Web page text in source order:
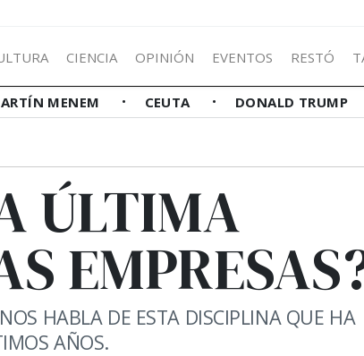
CIENCIA OPINIÓN EVENTOS RESTÓ
MENEM CEUTA DONALD TRUMP
ÚLTIMA
HABLA DE ESTA DISCIPLINA QUE HA
AÑOS.